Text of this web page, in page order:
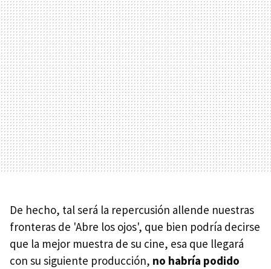
De hecho, tal será la repercusión allende nuestras
fronteras de 'Abre los ojos', que bien podría decirse
que la mejor muestra de su cine, esa que llegará
con su siguiente producción, no habría podido